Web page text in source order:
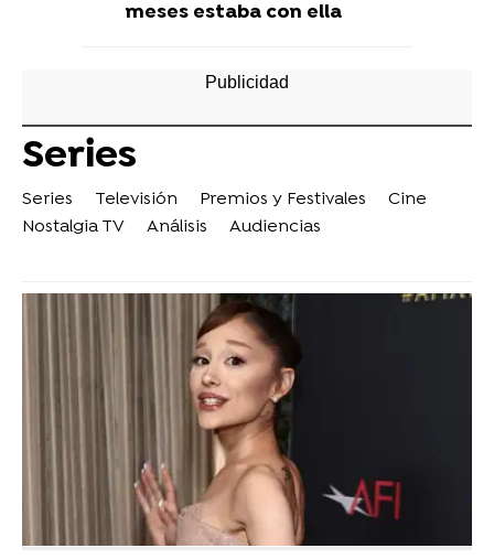
meses estaba con ella
Series
Series Televisión Premios y Festivales
Cine
Nostalgia TV
Análisis Audiencias